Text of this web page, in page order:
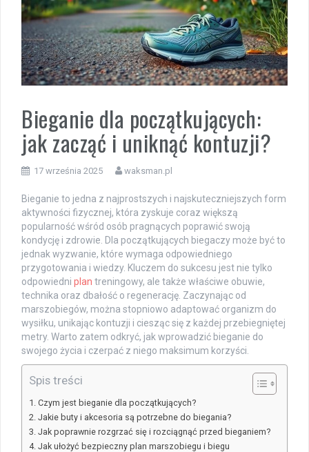
Bieganie dla początkujących:
jak zacząć i uniknąć kontuzji?
17 września 2025 waksman.pl
Bieganie to jedna z najprostszych i najskuteczniejszych form
aktywności fizycznej, która zyskuje coraz większą
popularność wśród osób pragnących poprawić swoją
kondycję i zdrowie. Dla początkujących biegaczy może być to
jednak wyzwanie, które wymaga odpowiedniego
przygotowania i wiedzy. Kluczem do sukcesu jest nie tylko
odpowiedni plan treningowy, ale także właściwe obuwie,
technika oraz dbałość o regenerację. Zaczynając od
marszobiegów, można stopniowo adaptować organizm do
wysiłku, unikając kontuzji i ciesząc się z każdej przebiegniętej
metry. Warto zatem odkryć, jak wprowadzić bieganie do
swojego życia i czerpać z niego maksimum korzyści.
Spis treści
Czym jest bieganie dla początkujących?
Jakie buty i akcesoria są potrzebne do biegania?
Jak poprawnie rozgrzać się i rozciągnąć przed bieganiem?
Jak ułożyć bezpieczny plan marszobiegu i biegu